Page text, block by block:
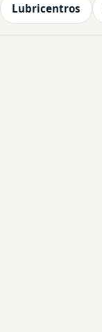
Lubricentros